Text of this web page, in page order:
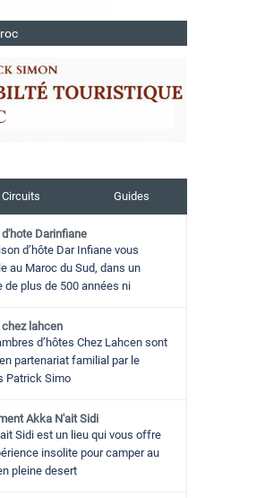
Circuits Guides
Darinfiane
d’hôte Dar Infiane vous
au Maroc du Sud, dans un
de plus de 500 années ni
lahcen
d’hôtes Chez Lahcen sont
partenariat familial par le
Patrick Simo
Akka N'ait Sidi
Sidi est un lieu qui vous offre
insolite pour camper au
pleine desert